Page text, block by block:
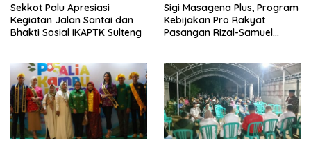
Sekkot Palu Apresiasi
Kegiatan Jalan Santai dan
Bhakti Sosial IKAPTK Sulteng
Sigi Masagena Plus, Program
Kebijakan Pro Rakyat
Pasangan Rizal-Samuel